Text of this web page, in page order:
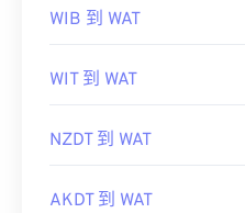
WIB 到 WAT
WIT 到 WAT
NZDT 到 WAT
AKDT 到 WAT